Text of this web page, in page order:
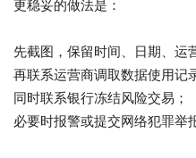
更稳妥的做法是：
先截图，保留时间、日期、运
再联系运营商调取数据使用记
同时联系银行冻结风险交易；
必要时报警或提交网络犯罪举